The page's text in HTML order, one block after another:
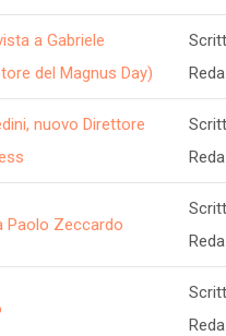
a Gabriele
del Magnus Day)
nuovo Direttore
Paolo Zeccardo